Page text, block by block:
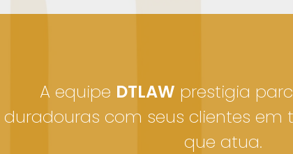
A equipe DTLAW prestigia
duradouras com seus clientes em
que atua.